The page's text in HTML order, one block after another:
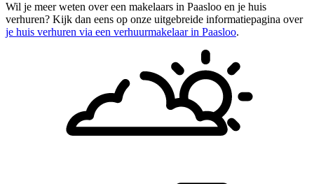
Wil je meer weten over een makelaars in Paasloo en je huis
verhuren? Kijk dan eens op onze uitgebreide informatiepagina over
je huis verhuren via een verhuurmakelaar in Paasloo.